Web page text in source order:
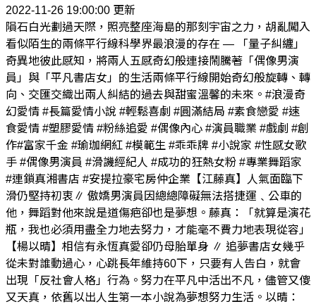
2022-11-26 19:00:00 更新
隕石白光劃過天際，照亮整座海島的那刻宇宙之力，胡亂闖入
看似陌生的兩條平行線科學界最浪漫的存在 — 「量子糾纏」
奇異地彼此感知，將兩人五感奇幻般連接鬧騰著「偶像男演
員」與「平凡書店女」的生活兩條平行線開始奇幻般旋轉、轉
向、交匯交織出兩人糾結的過去與甜蜜溫馨的未來。#浪漫奇
幻愛情 #長篇愛情小說 #輕鬆喜劇 #圓滿結局 #素食戀愛 #速
食愛情 #塑膠愛情 #粉絲追愛 #偶像內心 #演員職業 #戲劇 #創
作#富家千金 #瑜珈網紅 #模範生 #乖乖牌 #小說家 #性感女歌
手 #偶像男演員 #滑譏經紀人 #成功的狂熱女粉 #專業舞蹈家
#連鎖真湘書店 #安提拉豪宅房仲企業【江藤真】人氣面臨下
滑仍堅持初衷∥ 傲嬌男演員因總總障礙無法搭捷運﹑公車的
他，舞蹈對他來說是道傷疤卻也是夢想。藤真：「就算是演花
瓶，我也必須用盡全力地去努力，才能毫不費力地表現從容」
【楊以晴】相信有永恆真愛卻仍母胎單身 ∥ 追夢書店女幾乎
從未對誰動過心，心跳長年維持60下，只要有人告白，就會
出現「反社會人格」行為。努力在平凡中活出不凡，儘管又傻
又天真，依舊以出人生第一本小說為夢想努力生活。以晴：